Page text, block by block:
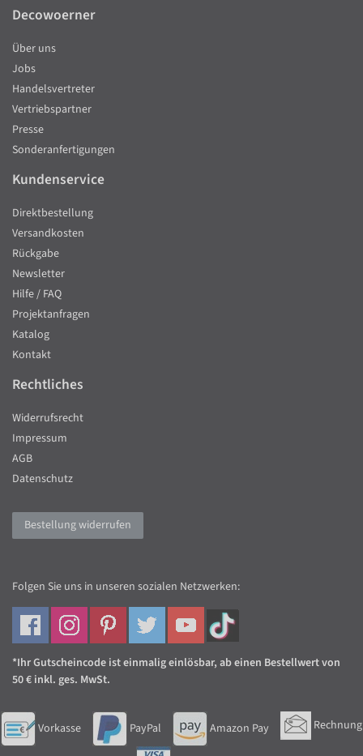
Decowoerner
Über uns
Jobs
Handelsvertreter
Vertriebspartner
Presse
Sonderanfertigungen
Kundenservice
Direktbestellung
Versandkosten
Rückgabe
Newsletter
Hilfe / FAQ
Projektanfragen
Katalog
Kontakt
Rechtliches
Widerrufsrecht
Impressum
AGB
Datenschutz
Bestellung widerrufen
Folgen Sie uns in unseren sozialen Netzwerken:
*Ihr Gutscheincode ist einmalig einlösbar, ab einen Bestellwert von
50 € inkl. ges. MwSt.
Vorkasse PayPal Amazon Pay Rechnung